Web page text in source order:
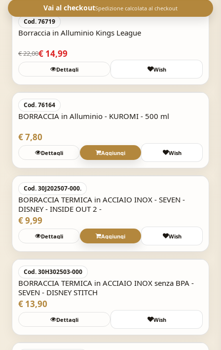
Vai al checkoutSpedizione calcolata al checkout
BOO STA GEE KIN
Cod. 76719
Borraccia in Alluminio Kings League
€ 22,00€ 14,99
Dettagli Wish
Acquisto Veloce
Cod. 76164
BORRACCIA in Alluminio - KUROMI - 500 ml
€ 7,80
Dettagli Aggiungi Wish
Acquisto Veloce
Cod. 30J202507-000.
BORRACCIA TERMICA in ACCIAIO INOX - SEVEN -
DISNEY - INSIDE OUT 2 -
€ 9,99
Dettagli Aggiungi Wish
Acquisto Veloce
Cod. 30H302503-000
BORRACCIA TERMICA in ACCIAIO INOX senza BPA -
SEVEN - DISNEY STITCH
€ 13,90
Dettagli Wish
Acquisto Veloce